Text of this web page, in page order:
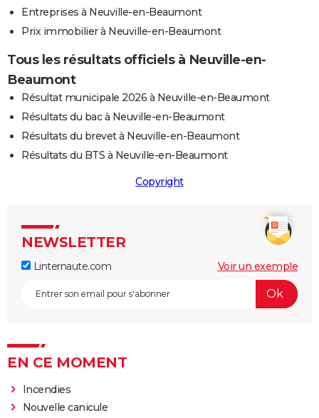
Entreprises à Neuville-en-Beaumont
Prix immobilier à Neuville-en-Beaumont
Tous les résultats officiels à Neuville-en-
Beaumont
Résultat municipale 2026 à Neuville-en-Beaumont
Résultats du bac à Neuville-en-Beaumont
Résultats du brevet à Neuville-en-Beaumont
Résultats du BTS à Neuville-en-Beaumont
Copyright
NEWSLETTER
Linternaute.com Voir un exemple
EN CE MOMENT
Incendies
Nouvelle canicule